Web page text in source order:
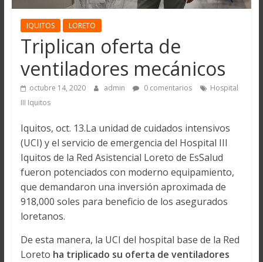
IQUITOS LORETO
Triplican oferta de
ventiladores mecánicos
octubre 14, 2020 admin 0 comentarios
Hospital
III Iquitos
Iquitos, oct. 13.La unidad de cuidados intensivos
(UCI) y el servicio de emergencia del Hospital III
Iquitos de la Red Asistencial Loreto de EsSalud
fueron potenciados con moderno equipamiento,
que demandaron una inversión aproximada de
918,000 soles para beneficio de los asegurados
loretanos.
De esta manera, la UCI del hospital base de la Red
Loreto ha triplicado su oferta de ventiladores